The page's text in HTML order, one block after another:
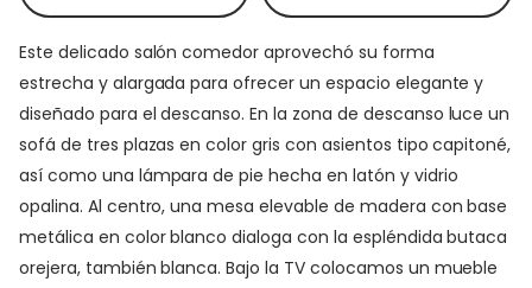
Este delicado salón comedor aprovechó su forma
estrecha y alargada para ofrecer un espacio elegante y
diseñado para el descanso. En la zona de descanso luce un
sofá de tres plazas en color gris con asientos tipo capitoné,
así como una lámpara de pie hecha en latón y vidrio
opalina. Al centro, una mesa elevable de madera con base
metálica en color blanco dialoga con la espléndida butaca
orejera, también blanca. Bajo la TV colocamos un mueble